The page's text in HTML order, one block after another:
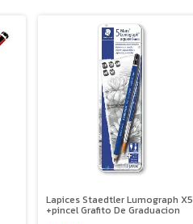
Lapices Staedtler Lumograph X5
+pincel Grafito De Graduacion